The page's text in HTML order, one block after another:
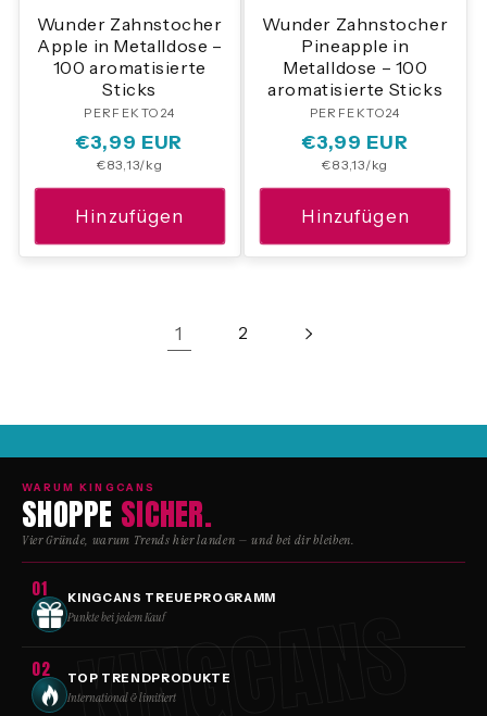
Wunder Zahnstocher
Apple in Metalldose –
100 aromatisierte
Sticks
Anbieter:
PERFEKTO24
Normaler
Preis
€3,99 EUR
Grundpreis
€83,13/kg
Hinzufügen
Wunder Zahnstocher
Pineapple in
Metalldose – 100
aromatisierte Sticks
Anbieter:
PERFEKTO24
Normaler
Preis
€3,99 EUR
Grundpreis
€83,13/kg
Hinzufügen
1 2
KINGCANS
WARUM KINGCANS
SHOPPE SICHER.
Vier Gründe, warum Trends hier landen — und bei dir bleiben.
01
KINGCANS TREUEPROGRAMM
Punkte bei jedem Kauf
02
TOP TRENDPRODUKTE
International & limitiert